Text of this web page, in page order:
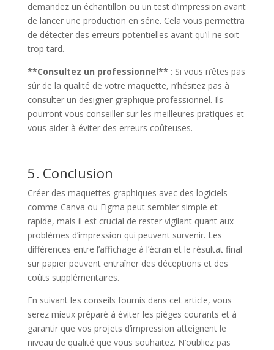
demandez un échantillon ou un test d’impression avant
de lancer une production en série. Cela vous permettra
de détecter des erreurs potentielles avant qu’il ne soit
trop tard.
**Consultez un professionnel** : Si vous n’êtes pas
sûr de la qualité de votre maquette, n’hésitez pas à
consulter un designer graphique professionnel. Ils
pourront vous conseiller sur les meilleures pratiques et
vous aider à éviter des erreurs coûteuses.
5. Conclusion
Créer des maquettes graphiques avec des logiciels
comme Canva ou Figma peut sembler simple et
rapide, mais il est crucial de rester vigilant quant aux
problèmes d’impression qui peuvent survenir. Les
différences entre l’affichage à l’écran et le résultat final
sur papier peuvent entraîner des déceptions et des
coûts supplémentaires.
En suivant les conseils fournis dans cet article, vous
serez mieux préparé à éviter les pièges courants et à
garantir que vos projets d’impression atteignent le
niveau de qualité que vous souhaitez. N’oubliez pas